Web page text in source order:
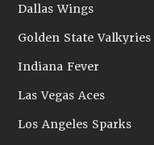
Dallas Wings
Golden State Valkyries
Indiana Fever
Las Vegas Aces
Los Angeles Sparks